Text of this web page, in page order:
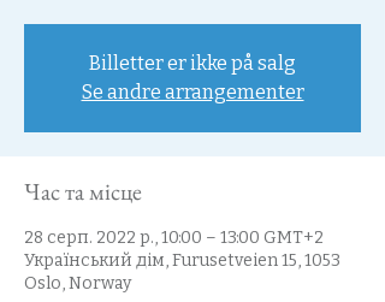
Billetter er ikke på salg
Se andre arrangementer
Час та місце
28 серп. 2022 р., 10:00 – 13:00 GMT+2
Український дім, Furusetveien 15, 1053
Oslo, Norway